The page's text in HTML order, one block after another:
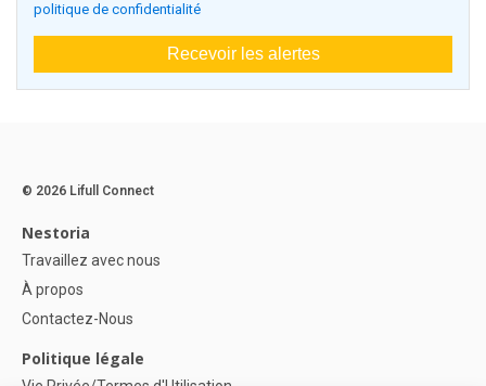
politique de confidentialité
Recevoir les alertes
© 2026 Lifull Connect
Nestoria
Travaillez avec nous
À propos
Contactez-Nous
Politique légale